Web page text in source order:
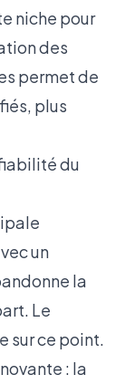
niche pour
des
permet de
plus
du
un
la
Le
sur ce point.
: la